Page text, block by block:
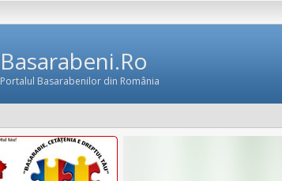
Basarabeni.Ro
Portalul Basarabenilor din România